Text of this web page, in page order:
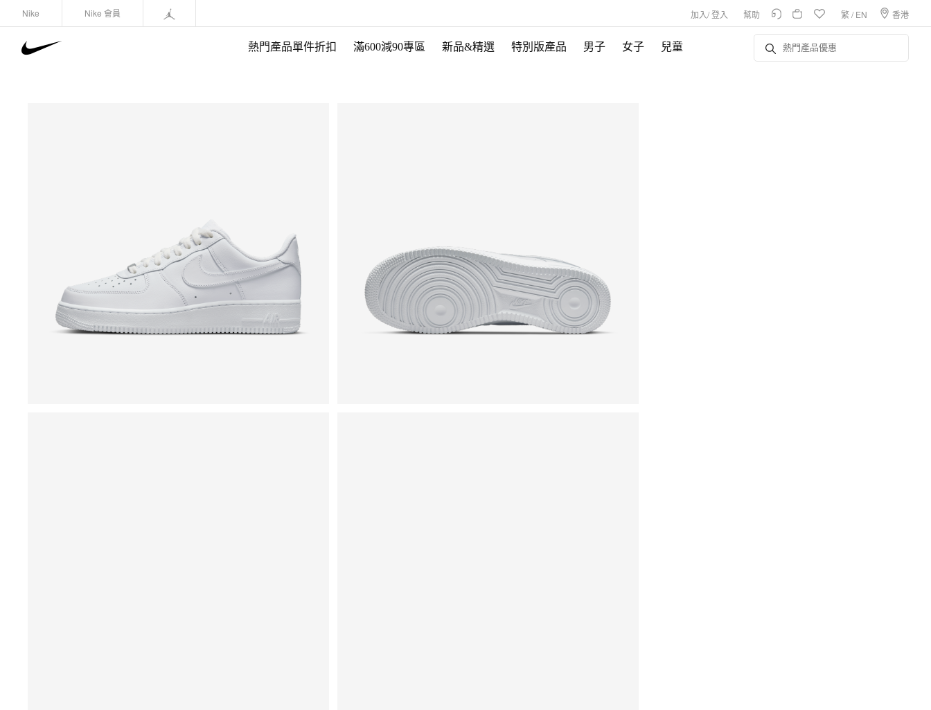
Nike Nike 會員 加入/登入 幫助 繁/ EN 香港
熱門產品單件折扣 滿600減90專區 新品&精選 特別版產品 男子 女子 兒童